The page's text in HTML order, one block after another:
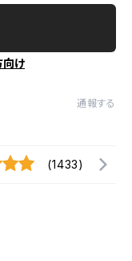
向け
通報する
(1433)